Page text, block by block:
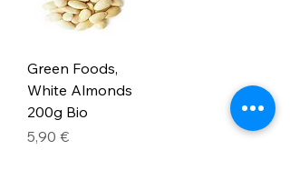
Green Foods,
White Almonds
200g Bio
Τιμή
5,90 €